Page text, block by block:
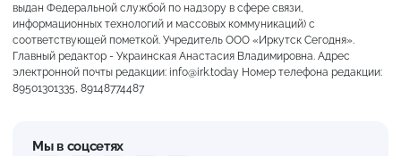
выдан Федеральной службой по надзору в сфере связи,
информационных технологий и массовых коммуникаций) с
соответствующей пометкой. Учредитель ООО «Иркутск Сегодня».
Главный редактор - Украинская Анастасия Владимировна. Адрес
электронной почты редакции: info@irk.today Номер телефона редакции:
89501301335, 89148774487
Мы в соцсетях